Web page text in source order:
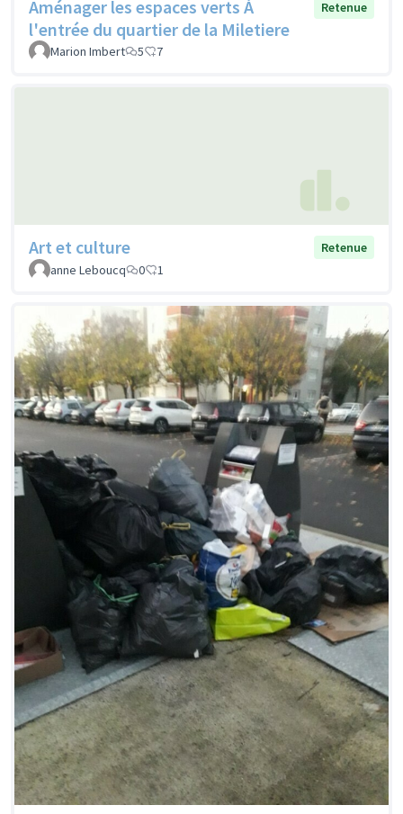
Aménager les espaces verts À
l'entrée du quartier de la Miletiere
Retenue
Marion Imbert 5 7
Art et culture
Retenue
anne Leboucq
0 1